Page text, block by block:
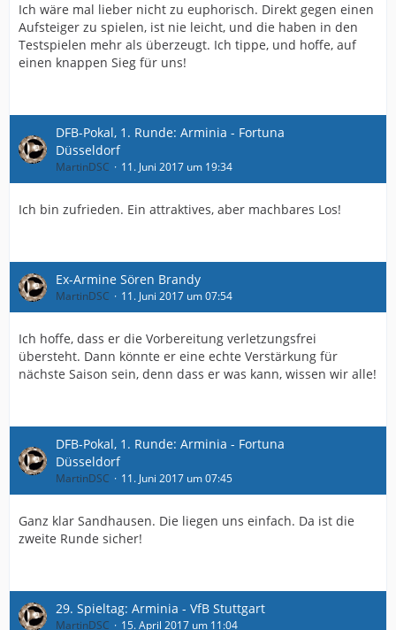
Ich wäre mal lieber nicht zu euphorisch. Direkt gegen einen
Aufsteiger zu spielen, ist nie leicht, und die haben in den
Testspielen mehr als überzeugt. Ich tippe, und hoffe, auf
einen knappen Sieg für uns!
DFB-Pokal, 1. Runde: Arminia - Fortuna
Düsseldorf
MartinDSC 11. Juni 2017 um 19:34
Ich bin zufrieden. Ein attraktives, aber machbares Los!
Ex-Armine Sören Brandy
MartinDSC 11. Juni 2017 um 07:54
Ich hoffe, dass er die Vorbereitung verletzungsfrei
übersteht. Dann könnte er eine echte Verstärkung für
nächste Saison sein, denn dass er was kann, wissen wir alle!
DFB-Pokal, 1. Runde: Arminia - Fortuna
Düsseldorf
MartinDSC 11. Juni 2017 um 07:45
Ganz klar Sandhausen. Die liegen uns einfach. Da ist die
zweite Runde sicher!
29. Spieltag: Arminia - VfB Stuttgart
MartinDSC 15. April 2017 um 11:04